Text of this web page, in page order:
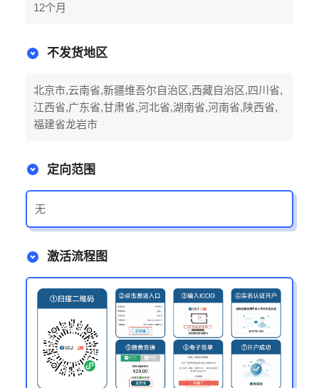
12个月
不发货地区
北京市,云南省,新疆维吾尔自治区,西藏自治区,四川省,
江西省,广东省,甘肃省,河北省,湖南省,河南省,陕西省,
福建省龙岩市
定向范围
无
激活流程图